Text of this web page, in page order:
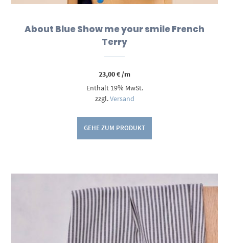
About Blue Show me your smile French
Terry
23,00€/m
Enthält 19% MwSt.
zzgl.Versand
GEHE ZUM PRODUKT